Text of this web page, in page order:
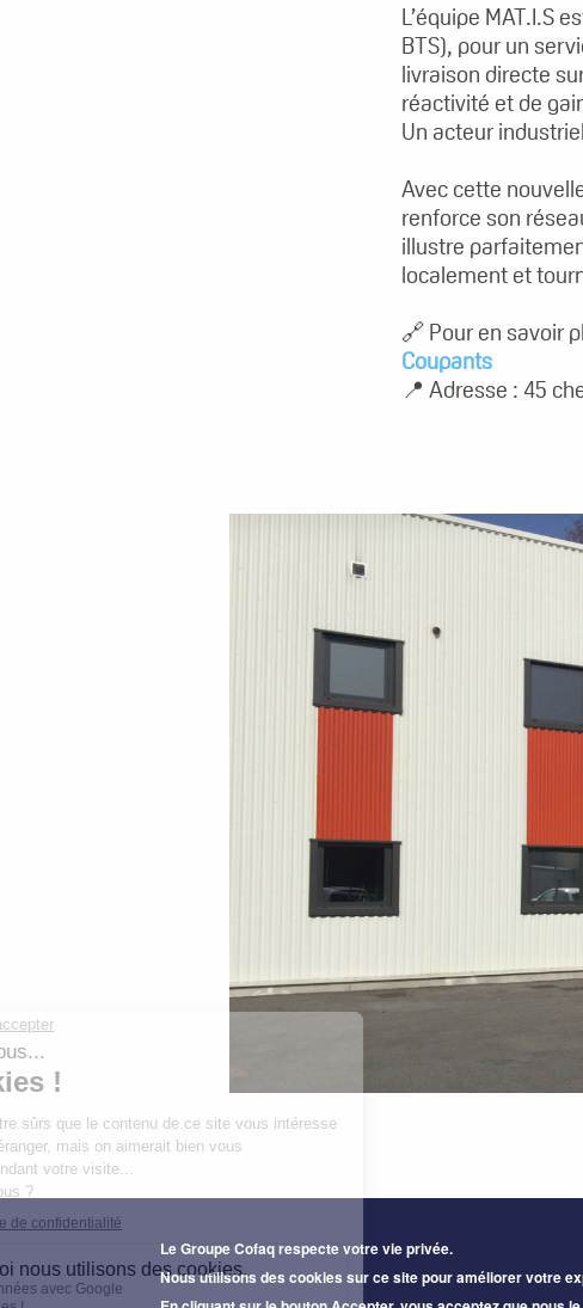
L’équipe MAT.I.S
BTS), pour un
livraison directe
réactivité et de
Un acteur
Avec cette
renforce son
illustre
localement et
🔗 Pour en savoir
Coupants
📍 Adresse : 45
Le Groupe Cofaq respecte votre vie privée.
Nous utilisons des cookies sur ce site pour améliorer votre